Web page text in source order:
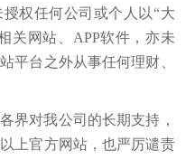
权任何公司或个人以“大
关网站、APP软件，亦未
平台之外从事任何理财、
界对我公司的长期支持，
上官方网站，也严厉谴责